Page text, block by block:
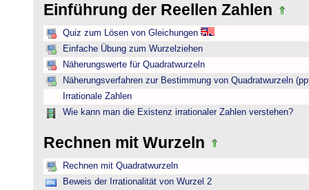
Einführung der Reellen Zahlen
Quiz zum Lösen von Gleichungen
Einfache Übung zum Wurzelziehen
Näherungswerte für Quadratwurzeln
Näherungsverfahren zur Bestimmung von Quadratwurzeln
Irrationale Zahlen
Wie kann man die Existenz irrationaler Zahlen verstehen?
Rechnen mit Wurzeln
Rechnen mit Quadratwurzeln
Beweis der Irrationalität von Wurzel 2